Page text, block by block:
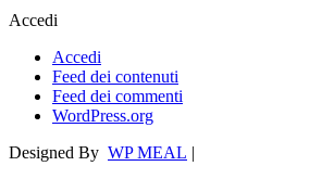
Accedi
Accedi
Feed dei contenuti
Feed dei commenti
WordPress.org
Designed By WP MEAL |